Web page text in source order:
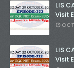
LIS
Visit
LIS
Visit